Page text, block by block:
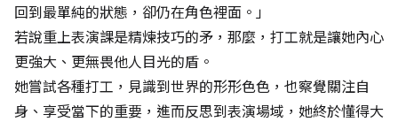
回到最單純的狀態，卻仍在角色裡面。」
若說重上表演課是精煉技巧的矛，那麼，打工就是讓她內心
更強大、更無畏他人目光的盾。
她嘗試各種打工，見識到世界的形形色色，也察覺關注自
身、享受當下的重要，進而反思到表演場域，她終於懂得大